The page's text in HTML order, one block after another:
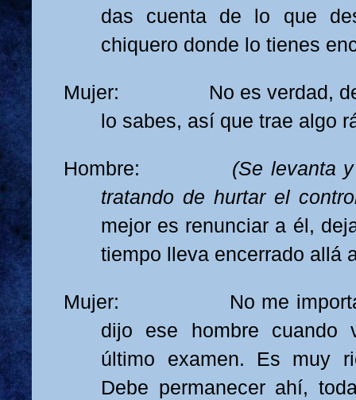
das cuenta de lo que
chiquero donde lo tienes
Mujer: No es verdad,
lo sabes, así que trae algo
Hombre: (Se levanta
tratando de hurtar el
mejor es renunciar a él,
tiempo lleva encerrado allá
Mujer: No me importa.
dijo ese hombre cuando
último examen. Es muy
Debe permanecer ahí,